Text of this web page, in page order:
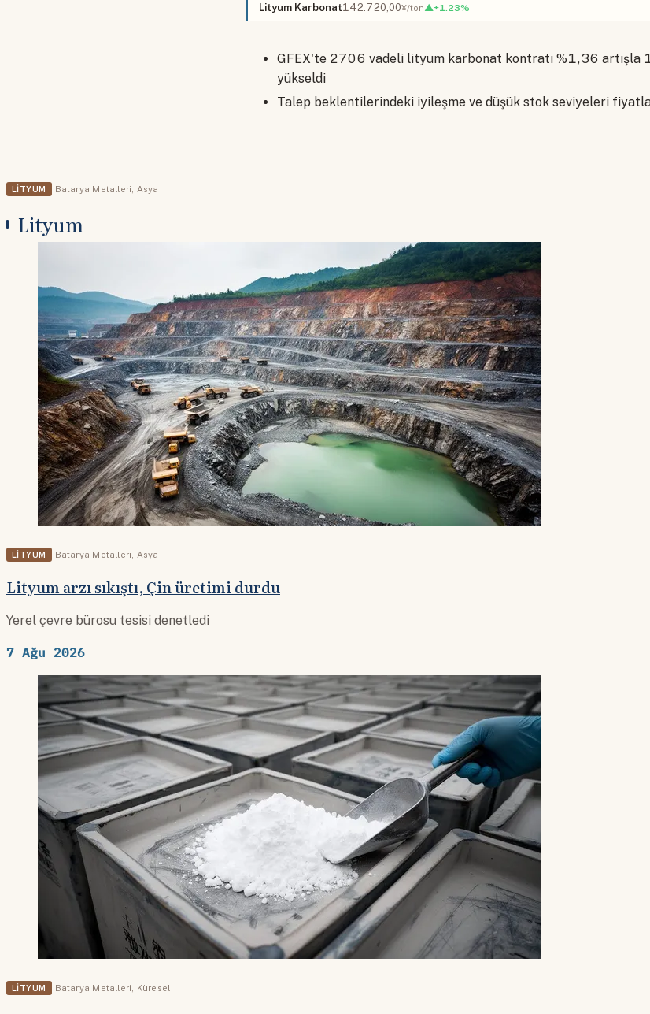
Lityum Karbonat142.720,00¥/ton▲+1.23%
GFEX'te 2706 vadeli lityum karbonat kontratı %1,36 artışla
yükseldi
Talep beklentilerindeki iyileşme ve düşük stok seviyeleri
LITYUM Batarya Metalleri Asya
Lityum
LITYUM Batarya Metalleri Asya
Lityum arzı sıkıştı, Çin üretimi durdu
Yerel çevre bürosu tesisi denetledi
7 Ağu 2026
LITYUM Batarya Metalleri Küresel